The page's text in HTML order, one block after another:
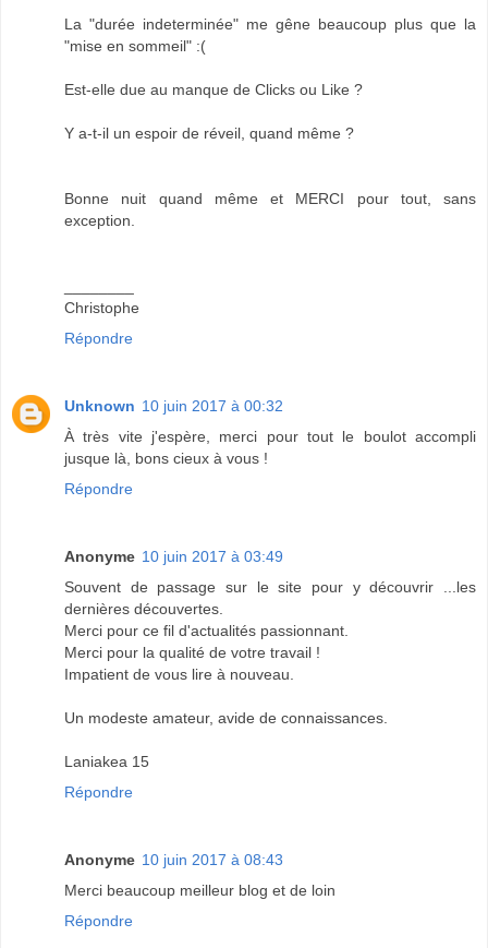
La "durée indeterminée" me gêne beaucoup plus que la
"mise en sommeil" :(
Est-elle due au manque de Clicks ou Like ?
Y a-t-il un espoir de réveil, quand même ?
Bonne nuit quand même et MERCI pour tout, sans
exception.
Christophe
Répondre
Unknown 10 juin 2017 à 00:32
À très vite j'espère, merci pour tout le boulot accompli
jusque là, bons cieux à vous !
Répondre
Anonyme 10 juin 2017 à 03:49
Souvent de passage sur le site pour y découvrir ...les
dernières découvertes.
Merci pour ce fil d'actualités passionnant.
Merci pour la qualité de votre travail !
Impatient de vous lire à nouveau.
Un modeste amateur, avide de connaissances.
Laniakea 15
Répondre
Anonyme 10 juin 2017 à 08:43
Merci beaucoup meilleur blog et de loin
Répondre